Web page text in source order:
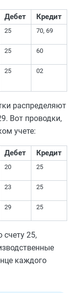
Дебет Кредит
25 70, 69
25 60
25 02
распределяют
Вот проводки,
учете:
Дебет Кредит
20 25
23 25
29 25
счету 25,
каждого